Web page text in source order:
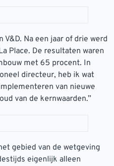
Na een jaar of drie werd
Place. De resultaten waren
met 65 procent. In
directeur, heb ik wat
van nieuwe
van de kernwaarden.”
gebied van de wetgeving
eigenlijk alleen